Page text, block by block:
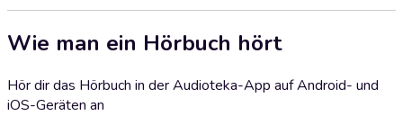
Wie man ein Hörbuch hört
Hör dir das Hörbuch in der Audioteka-App auf Android- und
iOS-Geräten an